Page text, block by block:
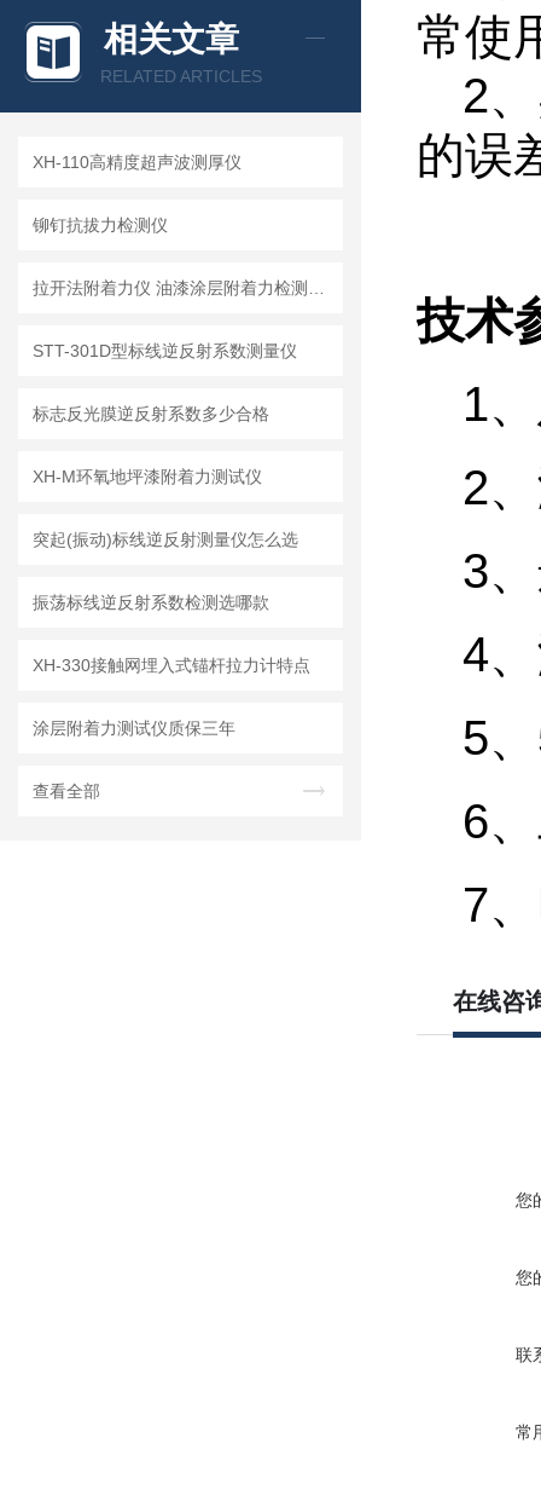
相关文章
RELATED ARTICLES
XH-110高精度超声波测厚仪
铆钉抗拔力检测仪
STT-301D型标线逆反射系数测量仪
标志反光膜逆反射系数多少合格
XH-M环氧地坪漆附着力测试仪
突起(振动)标线逆反射测量仪怎么选
振荡标线逆反射系数检测选哪款
XH-330接触网埋入式锚杆拉力计特点
涂层附着力测试仪质保三年
查看全部
常使
2
的误
技术
1、
2
3
4
5
6
7
在线咨
您
您
联
常